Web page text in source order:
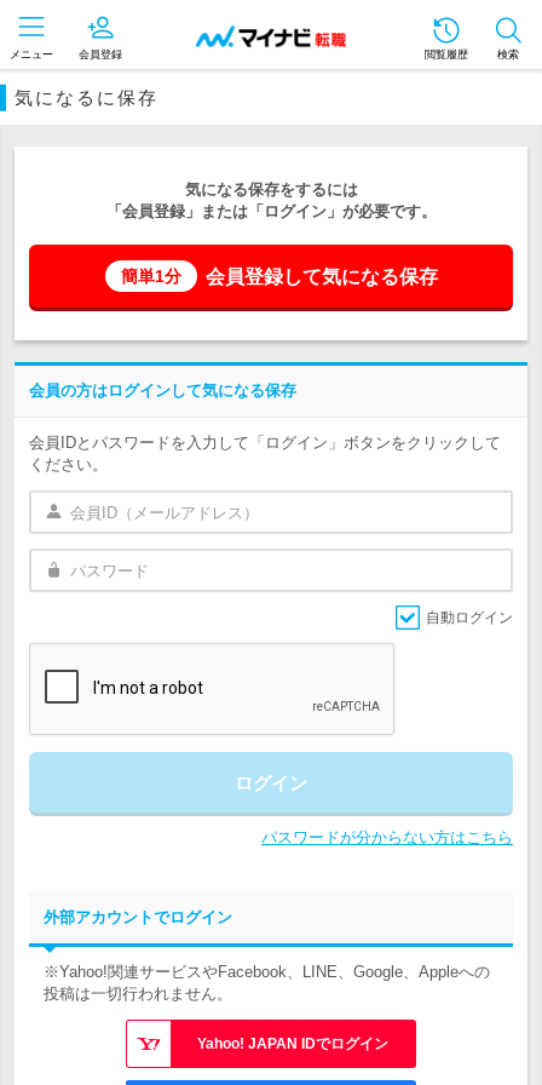
メニュー 会員登録 閲覧履歴 検索
気になるに保存
気になる保存をするには
「会員登録」または「ログイン」が必要です。
簡単1分 会員登録して気になる保存
会員の方はログインして気になる保存
会員IDとパスワードを入力して「ログイン」ボタンをクリックして
ください。
自動ログイン
ログイン
パスワードが分からない方はこちら
外部アカウントでログイン
※Yahoo!関連サービスやFacebook、LINE、Google、Appleへの
投稿は一切行われません。
Yahoo! JAPAN IDでログイン